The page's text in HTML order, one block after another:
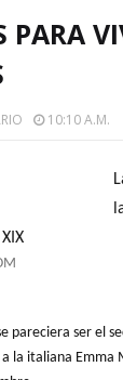
PARA
10:10 A.m.
pareciera ser el
la italiana Emma